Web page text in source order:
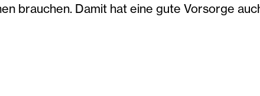
brauchen. Damit hat eine gute Vorsorge